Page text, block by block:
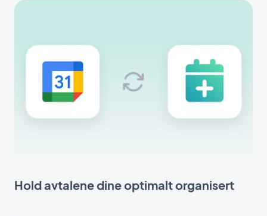
Hold avtalene dine optimalt organisert